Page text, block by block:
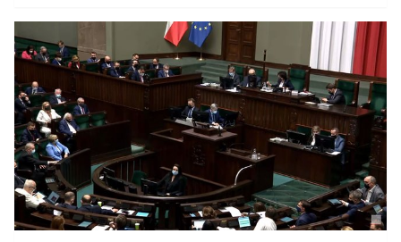
przez nią poprawek. Zabrakło głosów nieobecnych
senatorów z KO.